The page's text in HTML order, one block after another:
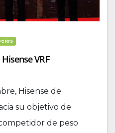
VRF
Hisense de
su objetivo de
de peso